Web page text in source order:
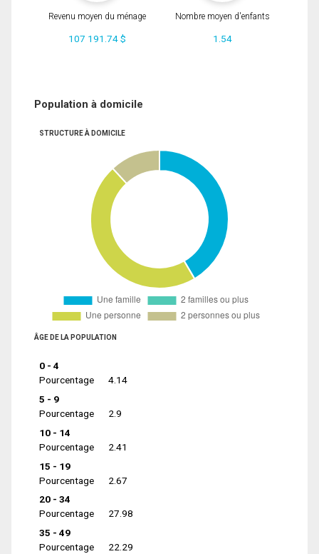
Revenu moyen du ménage
107 191.74 $
Nombre moyen d'enfants
1.54
Population à domicile
STRUCTURE À DOMICILE
ÂGE DE LA POPULATION
0 - 4
Pourcentage
4.14
5 - 9
Pourcentage
2.9
10 - 14
Pourcentage
2.41
15 - 19
Pourcentage
2.67
20 - 34
Pourcentage
27.98
35 - 49
Pourcentage
22.29